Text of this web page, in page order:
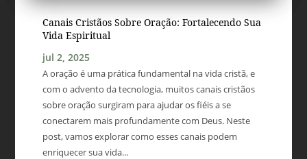
Canais Cristãos Sobre Oração: Fortalecendo Sua
Vida Espiritual
jul 2, 2025
A oração é uma prática fundamental na vida cristã, e
com o advento da tecnologia, muitos canais cristãos
sobre oração surgiram para ajudar os fiéis a se
conectarem mais profundamente com Deus. Neste
post, vamos explorar como esses canais podem
enriquecer sua vida...